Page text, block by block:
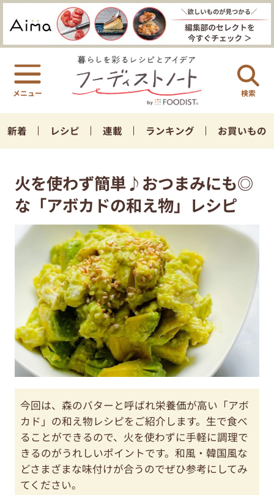
検索
新着 レシピ 連載 ランキング お買いもの
火を使わず簡単♪おつまみにも◎
な「アボカドの和え物」レシピ
今回は、森のバターと呼ばれ栄養価が高い「アボ
カド」の和え物レシピをご紹介します。生で食べ
ることができるので、火を使わずに手軽に調理で
きるのがうれしいポイントです。和風・韓国風な
どさまざまな味付けが合うのでぜひ参考にしてみ
てください。